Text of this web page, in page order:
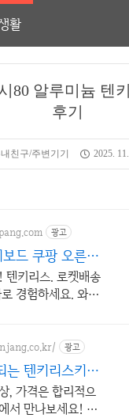
활
80 알루미늄 텐
후기
친구/주변기기 2025.
광고
드 쿠팡 오른팔
텐키리스. 로켓배송
경험하세요. 와우
광고
는 텐키리스키보
브랜드 중고거
, 가격은 합리적으
서 만나보세요! 전